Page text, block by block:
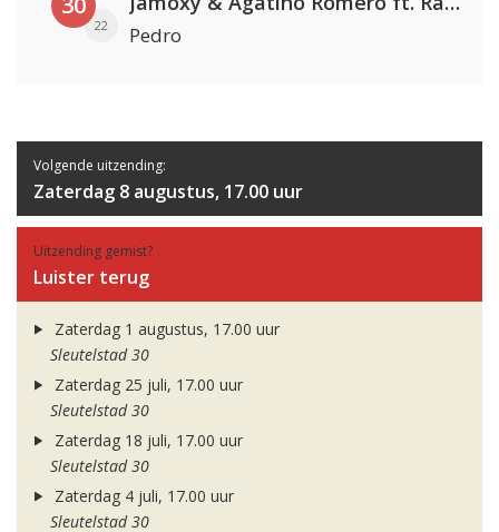
22 Pedro
Volgende uitzending:
Zaterdag 8 augustus, 17.00 uur
Uitzending gemist?
Luister terug
Zaterdag 1 augustus, 17.00 uur
Sleutelstad 30
Zaterdag 25 juli, 17.00 uur
Sleutelstad 30
Zaterdag 18 juli, 17.00 uur
Sleutelstad 30
Zaterdag 4 juli, 17.00 uur
Sleutelstad 30